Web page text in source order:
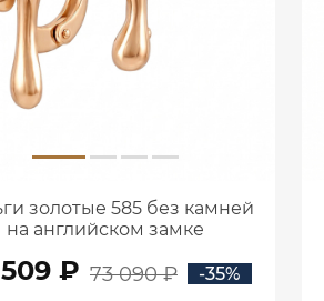
золотые 585 без камней
на английском замке
₽ 73 090 ₽
-35%